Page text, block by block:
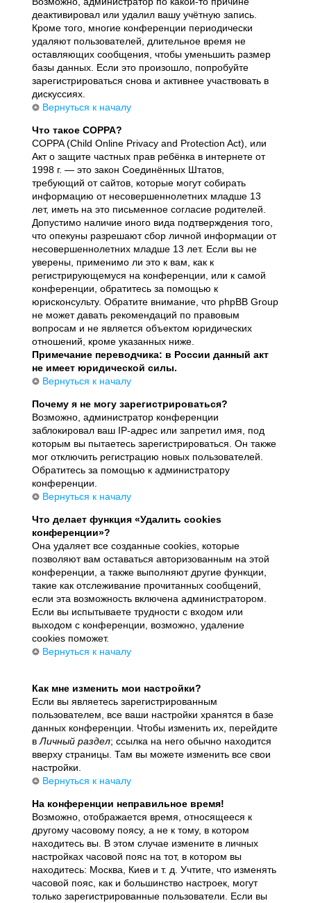
деактивировал или удалил вашу учётную запись.
Кроме того, многие конференции периодически
удаляют пользователей, длительное время не
оставляющих сообщения, чтобы уменьшить размер
базы данных. Если это произошло, попробуйте
зарегистрироваться снова и активнее участвовать в
дискуссиях.
Вернуться к началу
Что такое COPPA?
COPPA (Child Online Privacy and Protection Act), или
Акт о защите частных прав ребёнка в интернете от
1998 г. — это закон Соединённых Штатов,
требующий от сайтов, которые могут собирать
информацию от несовершеннолетних младше 13
лет, иметь на это письменное согласие родителей.
Допустимо наличие иного вида подтверждения того,
что опекуны разрешают сбор личной информации от
несовершеннолетних младше 13 лет. Если вы не
уверены, применимо ли это к вам, как к
регистрирующемуся на конференции, или к самой
конференции, обратитесь за помощью к
юрисконсульту. Обратите внимание, что phpBB Group
не может давать рекомендаций по правовым
вопросам и не является объектом юридических
отношений, кроме указанных ниже.
Примечание переводчика: в России данный акт
не имеет юридической силы.
Вернуться к началу
Почему я не могу зарегистрироваться?
Возможно, администратор конференции
заблокировал ваш IP-адрес или запретил имя, под
которым вы пытаетесь зарегистрироваться. Он также
мог отключить регистрацию новых пользователей.
Обратитесь за помощью к администратору
конференции.
Вернуться к началу
Что делает функция «Удалить cookies
конференции»?
Она удаляет все созданные cookies, которые
позволяют вам оставаться авторизованным на этой
конференции, а также выполняют другие функции,
такие как отслеживание прочитанных сообщений,
если эта возможность включена администратором.
Если вы испытываете трудности с входом или
выходом с конференции, возможно, удаление
cookies поможет.
Вернуться к началу
Как мне изменить мои настройки?
Если вы являетесь зарегистрированным
пользователем, все ваши настройки хранятся в базе
данных конференции. Чтобы изменить их, перейдите
вЛичный раздел; ссылка на него обычно находится
вверху страницы. Там вы можете изменить все свои
настройки.
Вернуться к началу
На конференции неправильное время!
Возможно, отображается время, относящееся к
другому часовому поясу, а не к тому, в котором
находитесь вы. В этом случае измените в личных
настройках часовой пояс на тот, в котором вы
находитесь: Москва, Киев и т. д. Учтите, что изменять
часовой пояс, как и большинство настроек, могут
только зарегистрированные пользователи. Если вы